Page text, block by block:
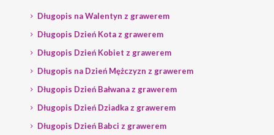
Długopis na Walentyn z grawerem
Długopis Dzień Kota z grawerem
Długopis Dzień Kobiet z grawerem
Długopis na Dzień Mężczyzn z grawerem
Długopis Dzień Bałwana z grawerem
Długopis Dzień Dziadka z grawerem
Długopis Dzień Babci z grawerem